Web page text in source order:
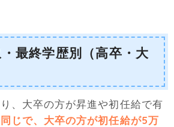
最終学歴別（高卒・大
、大卒の方が昇進や初任給で有
じで、大卒の方が初任給が5万